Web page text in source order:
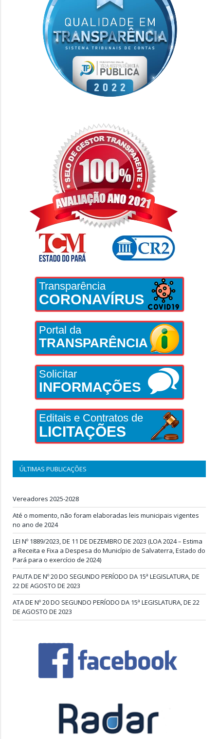
Transparência
CORONAVÍRUS
Portal da
TRANSPARÊNCIA
Solicitar
INFORMAÇÕES
Editais e Contratos de
LICITAÇÕES
ÚLTIMAS PUBLICAÇÕES
Vereadores 2025-2028
Até o momento, não foram elaboradas leis municipais vigentes
no ano de 2024
LEI Nº 1889/2023, DE 11 DE DEZEMBRO DE 2023 (LOA 2024 – Estima
a Receita e Fixa a Despesa do Município de Salvaterra, Estado do
Pará para o exercício de 2024)
PAUTA DE Nº 20 DO SEGUNDO PERÍODO DA 15ª LEGISLATURA, DE
22 DE AGOSTO DE 2023
ATA DE Nº 20 DO SEGUNDO PERÍODO DA 15ª LEGISLATURA, DE 22
DE AGOSTO DE 2023